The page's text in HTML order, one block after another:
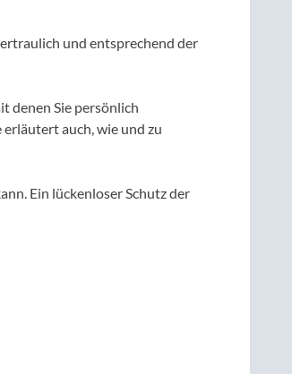
und entsprechend der
denen Sie persönlich
auch, wie und zu
Ein lückenloser Schutz der